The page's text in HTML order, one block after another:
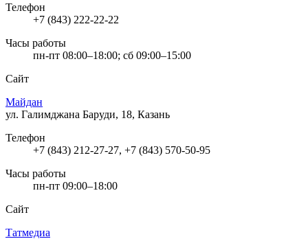
Телефон
+7 (843) 222-22-22
Часы работы
пн-пт 08:00–18:00; сб 09:00–15:00
Сайт
Майдан
ул. Галимджана Баруди, 18, Казань
Телефон
+7 (843) 212-27-27, +7 (843) 570-50-95
Часы работы
пн-пт 09:00–18:00
Сайт
Татмедиа